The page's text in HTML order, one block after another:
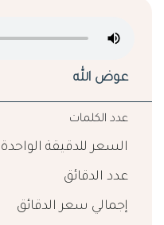
عوض الله
عدد الكلمات
السعر للدقيقة الواحدة
عدد الدقائق
إجمالي سعر الدقائق